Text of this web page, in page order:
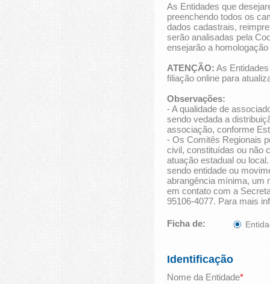
As Entidades que
preenchendo todos os
dados cadastrais,
serão analisadas pela
ensejarão a
ATENÇÃO: As
filiação online para
Observações:
- A qualidade de
sendo vedada a
associação, conforme
- Os Comitês Regionais
civil, constituídas ou não
atuação estadual ou
sendo entidade ou
abrangência mínima, um
em contato com a
95106-4077. Para mais
Ficha de:
Identificação
Nome da Entidade*